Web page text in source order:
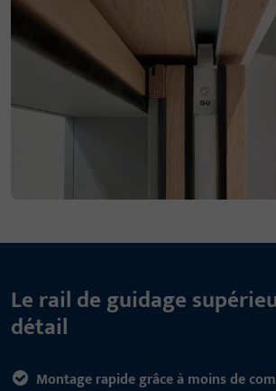
Le rail de guidage
détail
Montage rapide grâce à moins de